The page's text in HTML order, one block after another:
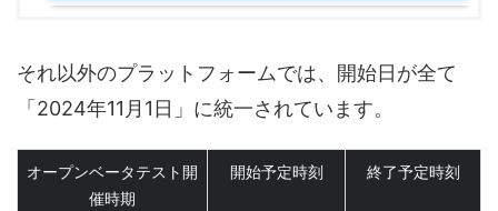
それ以外のプラットフォームでは、開始日が全て
「2024年11月1日」に統一されています。
オープンベータテスト開
催時期
開始予定時刻 終了予定時刻